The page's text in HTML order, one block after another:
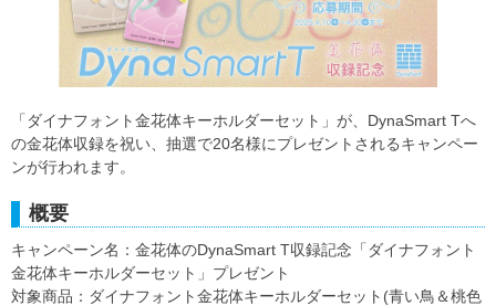
「ダイナフォント金花体キーホルダーセット」が、DynaSmart Tへ
の金花体収録を祝い、抽選で20名様にプレゼントされるキャンペー
ンが行われます。
概要
キャンペーン名：金花体のDynaSmart T収録記念「ダイナフォント
金花体キーホルダーセット」プレゼント
対象商品：ダイナフォント金花体キーホルダーセット(青い鳥＆桃色